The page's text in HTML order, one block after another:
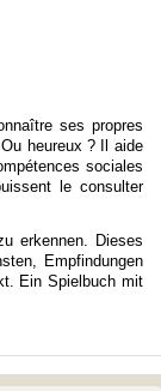
ses propres
heureux ? Il aide
sociales
le consulter
erkennen. Dieses
Empfindungen
Ein Spielbuch mit